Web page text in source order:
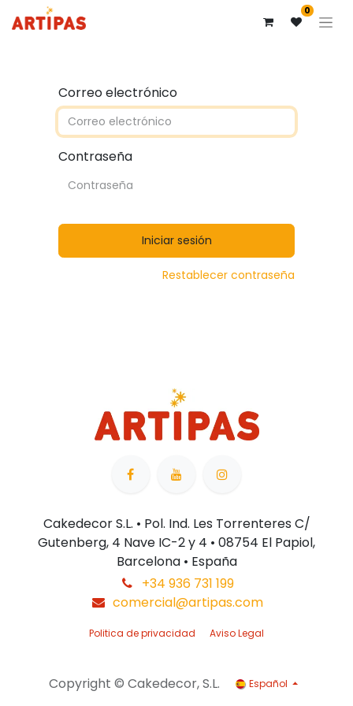
0
Correo electrónico
Contraseña
Iniciar sesión
Restablecer contraseña
Cakedecor S.L. • Pol. Ind. Les Torrenteres C/
Gutenberg, 4 Nave IC-2 y 4 • 08754 El Papiol,
Barcelona • España
+34 936 731 199
comercial@artipas.com
Politica de privacidad Aviso Legal
Copyright © Cakedecor, S.L. Español